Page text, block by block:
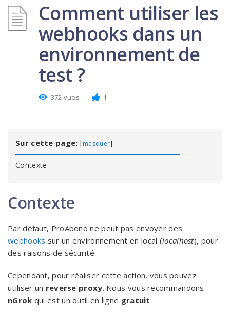
Comment utiliser les
webhooks dans un
environnement de
test ?
372 vues 1
Sur cette page: [masquer]
Contexte
Contexte
Par défaut, ProAbono ne peut pas envoyer des
webhooks sur un environnement en local (localhost), pour
des raisons de sécurité.
Cependant, pour réaliser cette action, vous pouvez
utiliser un reverse proxy. Nous vous recommandons
nGrok qui est un outil en ligne gratuit.